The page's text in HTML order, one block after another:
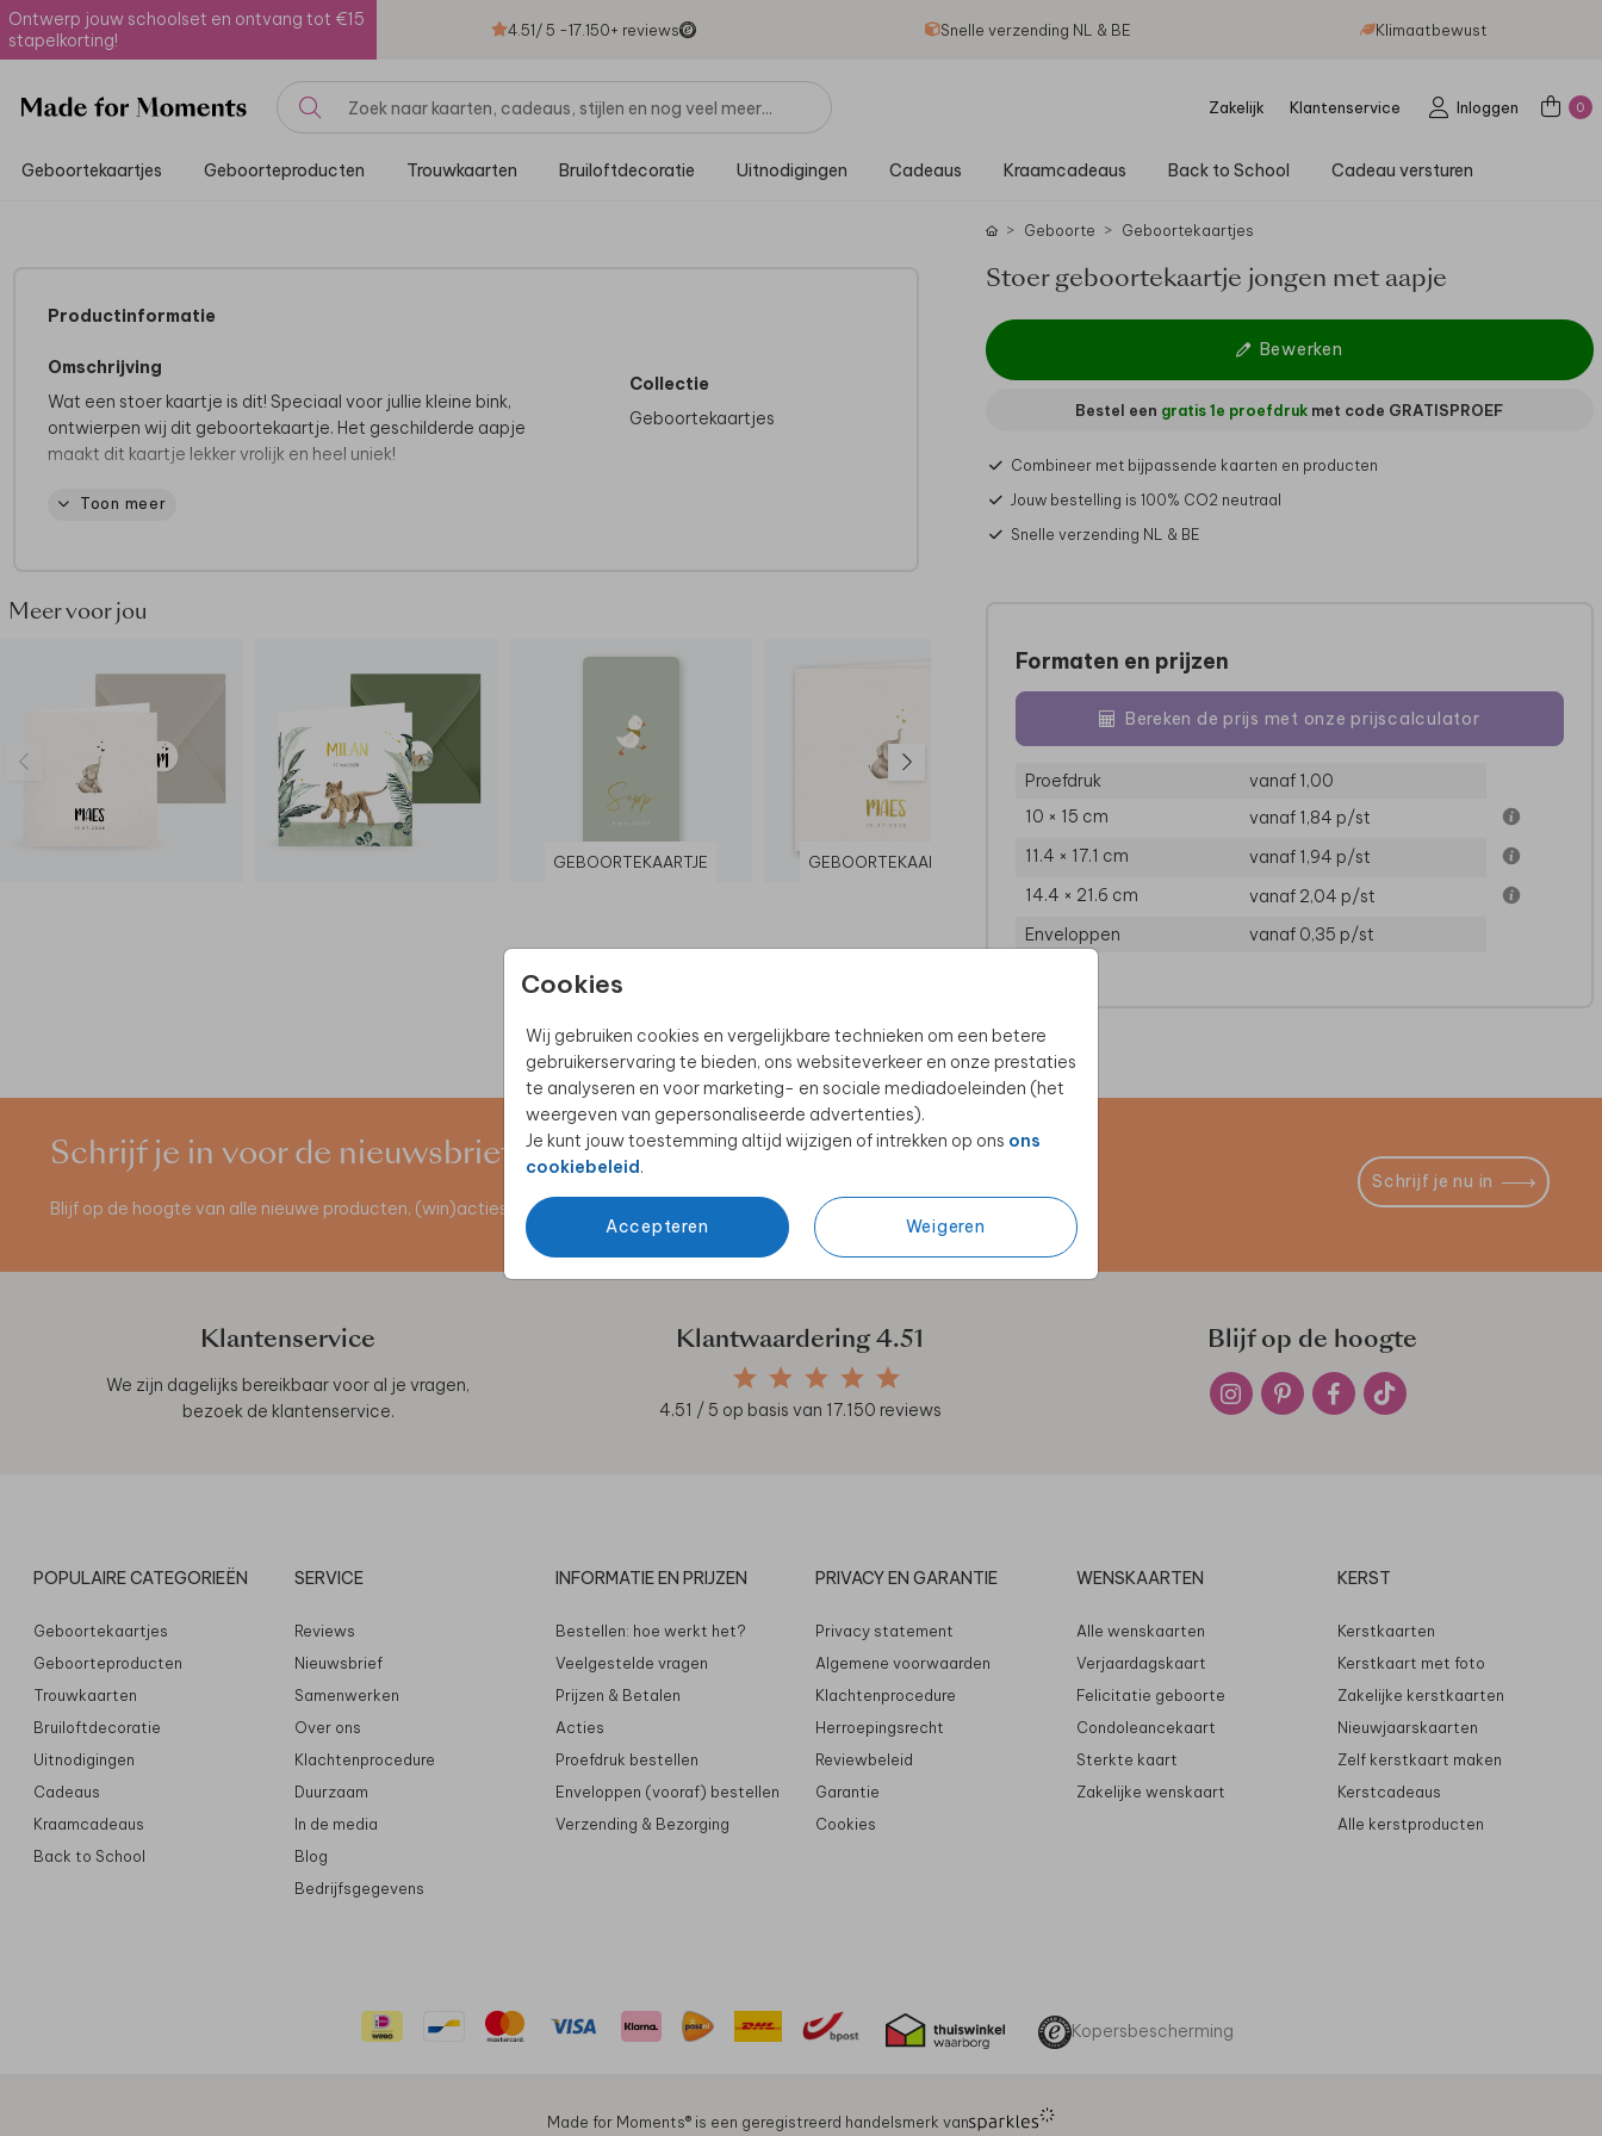
Ontwerp jouw schoolset en ontvang tot €15
stapelkorting!
4.51/ 5 -17.150+ reviews Snelle verzending NL & BE Klimaatbewust
Zakelijk Klantenservice Inloggen 0
Geboortekaartjes Geboorteproducten Trouwkaarten Bruiloftdecoratie Uitnodigingen Cadeaus Kraamcadeaus Back to School Cadeau versturen
Cookies
Wij gebruiken cookies en vergelijkbare technieken om een betere
gebruikerservaring te bieden, ons websiteverkeer en onze prestaties
te analyseren en voor marketing- en sociale mediadoeleinden (het
weergeven van gepersonaliseerde advertenties).
Je kunt jouw toestemming altijd wijzigen of intrekken op ons ons
cookiebeleid.
Accepteren Weigeren
Productinformatie
Omschrijving
Wat een stoer kaartje is dit! Speciaal voor jullie kleine bink,
ontwierpen wij dit geboortekaartje. Het geschilderde aapje
maakt dit kaartje lekker vrolijk en heel uniek!
Tips van onze makers:
Prachtig! Bestel een uitvergroting van je geboortekaartje. Super
gaaf voor aan de muur, vraag het geboortekaartje in
formaat
hier aan.
Toon meer
Collectie
Geboortekaartjes
Meer voor jou
GEBOORTEKAARTJE GEBOORTEKAARTJE
Geboorte Geboortekaartjes
Stoer geboortekaartje jongen met aapje
Bewerken
Bestel een gratis 1e proefdruk met code GRATISPROEF
Combineer met bijpassende kaarten en producten
Jouw bestelling is 100% CO2 neutraal
Snelle verzending NL & BE
Formaten en prijzen
Bereken de prijs met onze prijscalculator
Proefdruk
vanaf 1,00
10 × 15 cm
vanaf 1,84 p/st
11.4 × 17.1 cm
vanaf 1,94 p/st
14.4 × 21.6 cm
vanaf 2,04 p/st
Enveloppen
vanaf 0,35 p/st
Schrijf je in voor de nieuwsbrief
Blijf op de hoogte van alle nieuwe producten, (win)acties en unieke samenwerkingen!
Schrijf je nu in
Klantenservice
We zijn dagelijks bereikbaar voor al je vragen,
bezoek de klantenservice.
Klantwaardering4.51
4.51 / 5 op basis van 17.150 reviews
Blijf op de hoogte
POPULAIRE CATEGORIEËN
Geboortekaartjes
Geboorteproducten
Trouwkaarten
Bruiloftdecoratie
Uitnodigingen
Cadeaus
Kraamcadeaus
Back to School
SERVICE
Reviews
Nieuwsbrief
Samenwerken
Over ons
Klachtenprocedure
Duurzaam
In de media
Blog
Bedrijfsgegevens
INFORMATIE EN PRIJZEN
Bestellen: hoe werkt het?
Veelgestelde vragen
Prijzen & Betalen
Acties
Proefdruk bestellen
Enveloppen (vooraf) bestellen
Verzending & Bezorging
PRIVACY EN GARANTIE
Privacy statement
Algemene voorwaarden
Klachtenprocedure
Herroepingsrecht
Reviewbeleid
Garantie
Cookies
WENSKAARTEN
Alle wenskaarten
Verjaardagskaart
Felicitatie geboorte
Condoleancekaart
Sterkte kaart
Zakelijke wenskaart
KERST
Kerstkaarten
Kerstkaart met foto
Zakelijke kerstkaarten
Nieuwjaarskaarten
Zelf kerstkaart maken
Kerstcadeaus
Alle kerstproducten
Kopersbescherming
Made for Moments®️ is een geregistreerd handelsmerk van